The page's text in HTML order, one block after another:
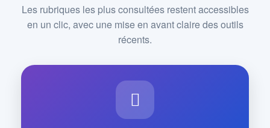
Les rubriques les plus consultées restent accessibles
en un clic, avec une mise en avant claire des outils
récents.